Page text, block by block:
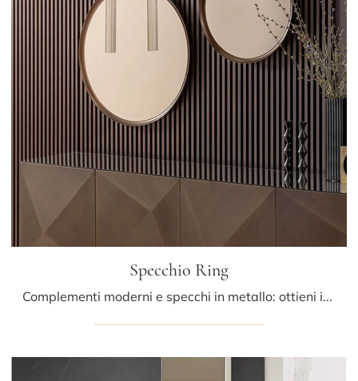
Specchio Ring
Complementi moderni e specchi in metallo: ottieni informazioni sul modello Specchio Ring di Riflessi e potrai completare i tuoi spazi.